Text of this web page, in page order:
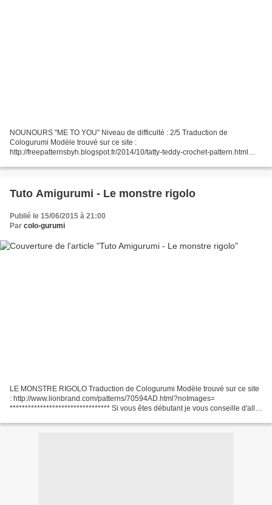
NOUNOURS "ME TO YOU" Niveau de difficulté : 2/5 Traduction de
Cologurumi Modèle trouvé sur ce site :
http://freepatternsbyh.blogspot.fr/2014/10/tatty-teddy-crochet-pattern.html
Tuto Amigurumi - Le monstre rigolo
Publié le 15/06/2015 à 21:00
Par colo-gurumi
LE MONSTRE RIGOLO Traduction de Cologurumi Modèle trouvé sur ce site
: http://www.lionbrand.com/patterns/70594AD.html?noImages=
********************************* Si vous êtes débutant je vous conseille d'aller